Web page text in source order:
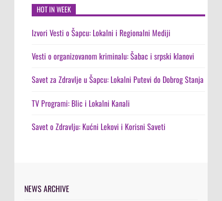
HOT IN WEEK
Izvori Vesti o Šapcu: Lokalni i Regionalni Mediji
Vesti o organizovanom kriminalu: Šabac i srpski klanovi
Savet za Zdravlje u Šapcu: Lokalni Putevi do Dobrog Stanja
TV Programi: Blic i Lokalni Kanali
Savet o Zdravlju: Kućni Lekovi i Korisni Saveti
NEWS ARCHIVE